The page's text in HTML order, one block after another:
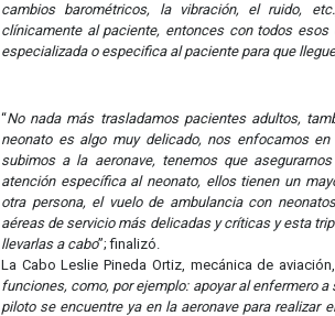
cambios barométricos, la vibración, el ruido,
clínicamente al paciente, entonces con todos
especializada o especifica al paciente para que
“No nada más trasladamos pacientes adultos,
neonato es algo muy delicado, nos enfocamos
subimos a la aeronave, tenemos que
atención específica al neonato, ellos tienen un
otra persona, el vuelo de ambulancia con
aéreas de servicio más delicadas y críticas y esta
llevarlas a cabo”; finalizó.
La Cabo Leslie Pineda Ortiz, mecánica de
funciones, como, por ejemplo: apoyar al enfermero
piloto se encuentre ya en la aeronave para realizar